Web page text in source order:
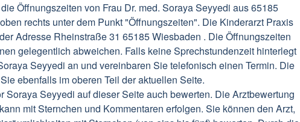
Öffnungszeiten von Frau Dr. med. Soraya Seyyedi aus 65185
rechts unter dem Punkt "Öffnungszeiten". Die Kinderarzt Praxis
Adresse Rheinstraße 31 65185 Wiesbaden . Die Öffnungszeiten
gelegentlich abweichen. Falls keine Sprechstundenzeit hinterlegt
Seyyedi an und vereinbaren Sie telefonisch einen Termin. Die
ebenfalls im oberen Teil der aktuellen Seite.
Soraya Seyyedi auf dieser Seite auch bewerten. Die Arztbewertung
mit Sternchen und Kommentaren erfolgen. Sie können den Arzt,